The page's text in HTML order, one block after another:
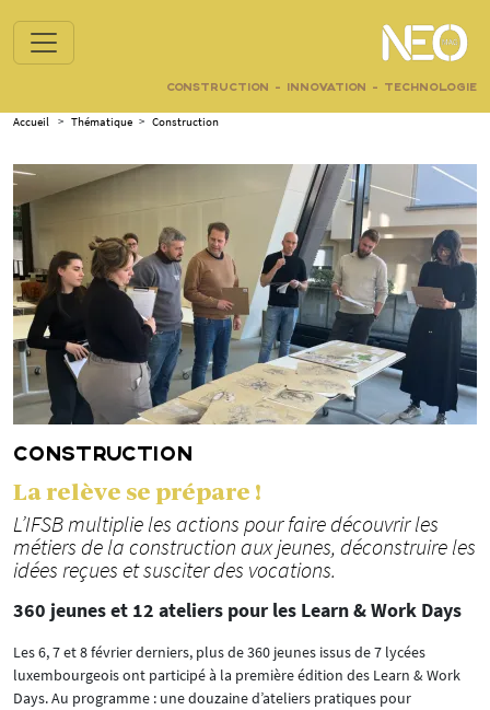
CONSTRUCTION - INNOVATION - TECHNOLOGIE
Accueil > Thématique > Construction
CONSTRUCTION
La relève se prépare !
L’IFSB multiplie les actions pour faire découvrir les
métiers de la construction aux jeunes, déconstruire les
idées reçues et susciter des vocations.
360 jeunes et 12 ateliers pour les Learn & Work Days
Les 6, 7 et 8 février derniers, plus de 360 jeunes issus de 7 lycées
luxembourgeois ont participé à la première édition des Learn & Work
Days. Au programme : une douzaine d’ateliers pratiques pour